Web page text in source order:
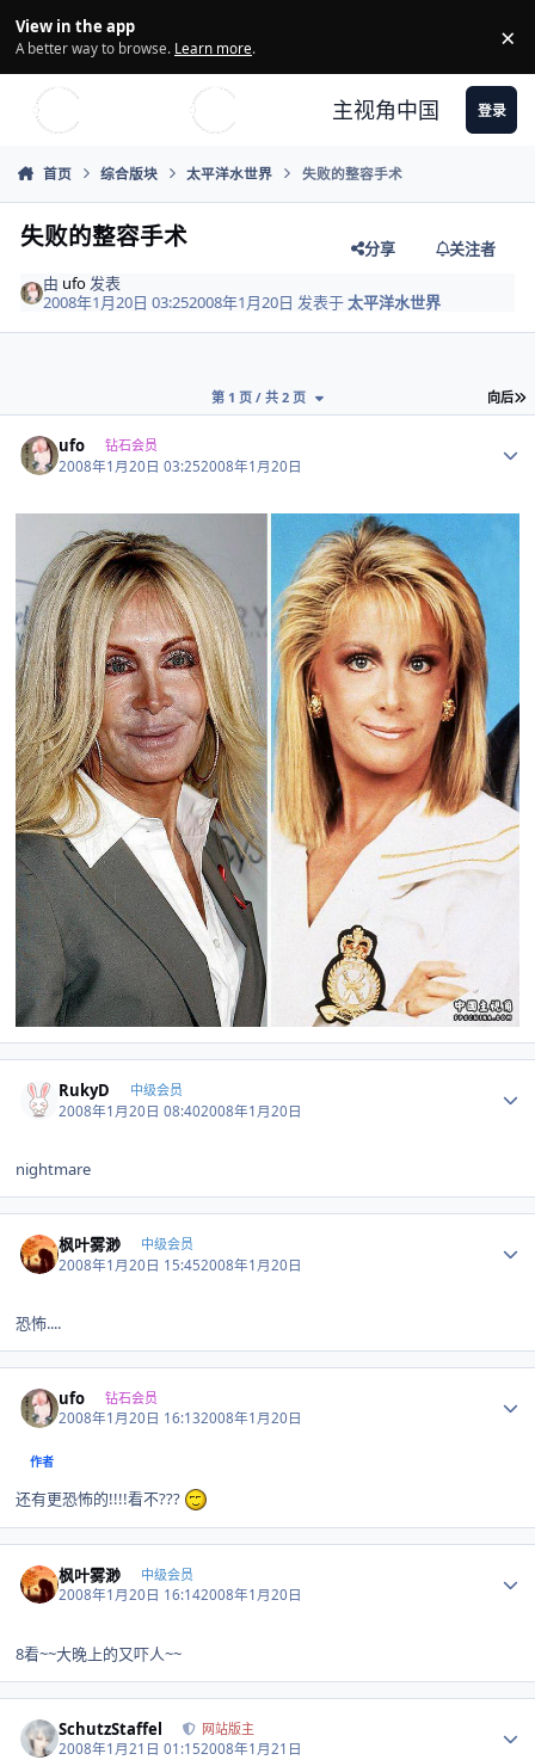
View in the app
A better way to browse. Learn more. ×
主视角中国 登录
首页 综合版块 太平洋水世界 失败的整容手术
失败的整容手术 分享
关注者
由 ufo 发表
2008年1月20日 03:252008年1月20日 发表于太平洋水世界
向后
第 1 页 / 共 2 页
ufo 钻石会员
2008年1月20日 03:252008年1月20日
RukyD 中级会员
2008年1月20日 08:402008年1月20日
nightmare
枫叶雾渺 中级会员
2008年1月20日 15:452008年1月20日
恐怖....
ufo 钻石会员
2008年1月20日 16:132008年1月20日
作者
还有更恐怖的!!!!看不???
枫叶雾渺 中级会员
2008年1月20日 16:142008年1月20日
8看~~大晚上的又吓人~~
SchutzStaffel 网站版主
2008年1月21日 01:152008年1月21日